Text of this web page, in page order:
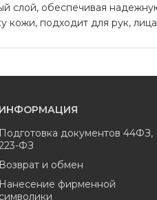
слой, обеспечивая
подходит для рук,
ИНФОРМАЦИЯ
Подготовка документов 44ФЗ,
ФЗ
Возврат и обмен
Нанесение фирменной
символики